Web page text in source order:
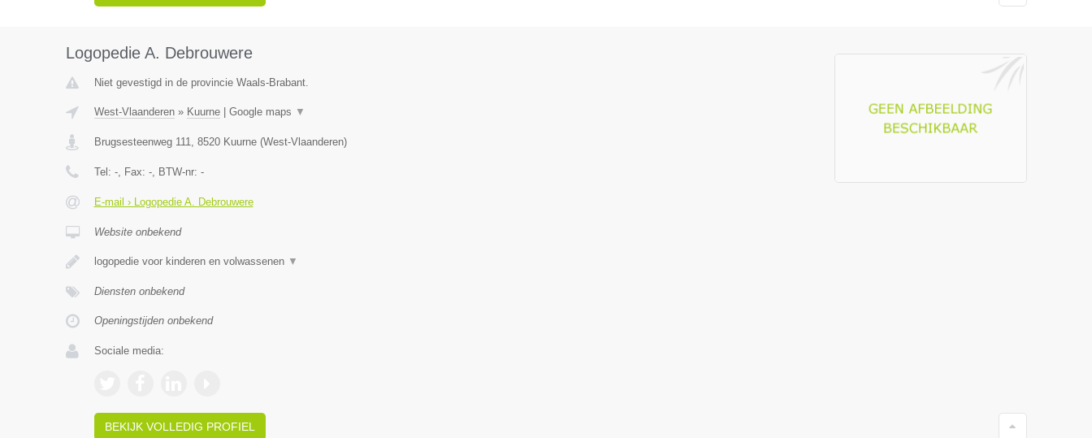
Logopedie A. Debrouwere
Niet gevestigd in de provincie Waals-Brabant.
West-Vlaanderen» Kuurne| Google maps ▼
Brugsesteenweg 111, 8520 Kuurne(West-Vlaanderen)
Tel: -, Fax: -, BTW-nr: -
E-mail › Logopedie A. Debrouwere
Website onbekend
logopedie voor kinderen en volwassenen ▼
Diensten onbekend
Openingstijden onbekend
Sociale media:
BEKIJK VOLLEDIG PROFIEL